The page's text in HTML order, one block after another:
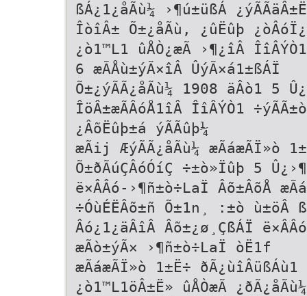
ßÁ¿1¿åÃù¼ ›¶ú±üßÁ
ÎòîÂ± Õ±¿åÃù, ¿ûËûþ
¿ò1™L1 ûÅÒ¿æÃ ›¶¿îÂ
6 æÃÅù±ýÃ×îÂ ÛýÃ×á1±ßÁÏ
Õ±¿ýÃÃ¿åÃù¼ 1908 äÂò1 5
ÎöÂ±æÃÂóÅ1îÂ ÎîÂÝÒ1
¿ÂõËûþ±á ýÃÃûþ¼
æÃij ÆýÃÃ¿åÃù¼ æÃáæÃÏ»ò
Õ±ðÃúÇÂóÓíÇ ÷±ò»Ïûþ 5
ë×ÂÂó-›¶ñ±ò÷LaÏ Âõ±ÂõÅ
÷ÓùÉËÂõ±ñ Õ±1n¸ :±ò ù±öÂ
Âó¿1¿äÂîÂ Âõ±¿ø¸ÇßÁÏ
æÃò±ýÃ× ›¶ñ±ò÷LaÏ òË1f
æÃáæÃÏ»ò 1±Ë÷
¿ò1™L1öÂ±Ë» ûÅÒæÃ